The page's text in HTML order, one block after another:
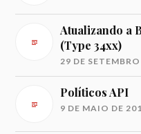
Atualizando a
(Type 34xx)
29 DE
Políticos API
9 DE MAIO DE